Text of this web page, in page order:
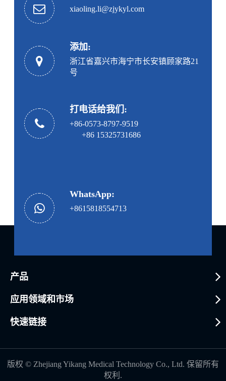
xiaoling.li@zjykyl.com
添加:
浙江省嘉兴市海宁市长安镇顾家路21
号
打电话给我们:
+86-0573-8797-9519
+86 15325731686
WhatsApp:
+8615818554713
产品
应用领域和市场
快速链接
版权 © Zhejiang Yikang Medical Technology Co., Ltd. 保留所有
权利.